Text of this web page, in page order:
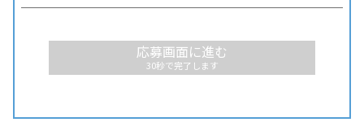
応募画面に進む
30秒で完了します